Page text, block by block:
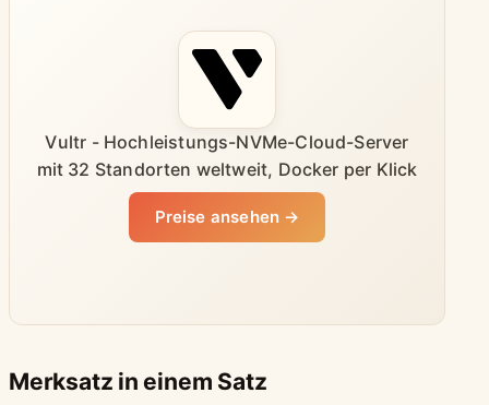
Vultr - Hochleistungs-NVMe-Cloud-Server
mit 32 Standorten weltweit, Docker per Klick
Preise ansehen →
Merksatz in einem Satz